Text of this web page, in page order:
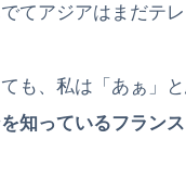
てアジアはまだテ
も、私は「あぁ」と
知っているフラン